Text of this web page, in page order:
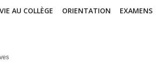
AU COLLÈGE ORIENTATION EXAMENS